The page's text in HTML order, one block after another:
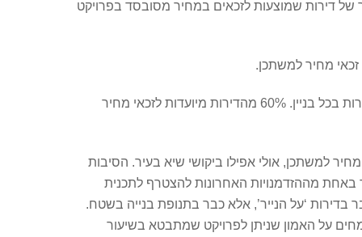
צרפתי בנתיבות: למעלה מ-1,000 איש נרשמו להגרלת המשך של דירות שמוצעות לזכאים במחיר מסובסד בפרויקט
פרויקט “צרפתי על הנחל” משתרע על שטח של כ-20 דונם וכולל 363 דירות ב-10 בנייני בוטיק בני 9 קומות כל אחד עם כ-36 דירות בכל בניין. 60% מהדירות מיועדות לזכאי מחיר
למשתכן, אולי אפילו ביקושי שיא בעיר. הסיבות
סביב כ-300 אלף שקל; תחושת הזכאים כי מדובר באחת מההזדמנויות האחרונות להצטרף לתכנית
בדירות ‘על הנייר’, אלא כבר בתנופת בנייה בשטח.
על האמון שניתן לפרויקט שמתבטא בשיעור